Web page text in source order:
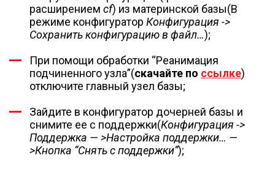
расширением cf) из материнской базы(В
режиме конфигуратор Конфигурация ->
Сохранить конфигурацию в файл…);
При помощи обработки “Реанимация
подчиненного узла”(скачайте по ссылке)
отключите главный узел базы;
Зайдите в конфигуратор дочерней базы и
снимите ее с поддержки(Конфигурация ->
Поддержка — >Настройка поддержки… —
>Кнопка “Снять с поддержки”);